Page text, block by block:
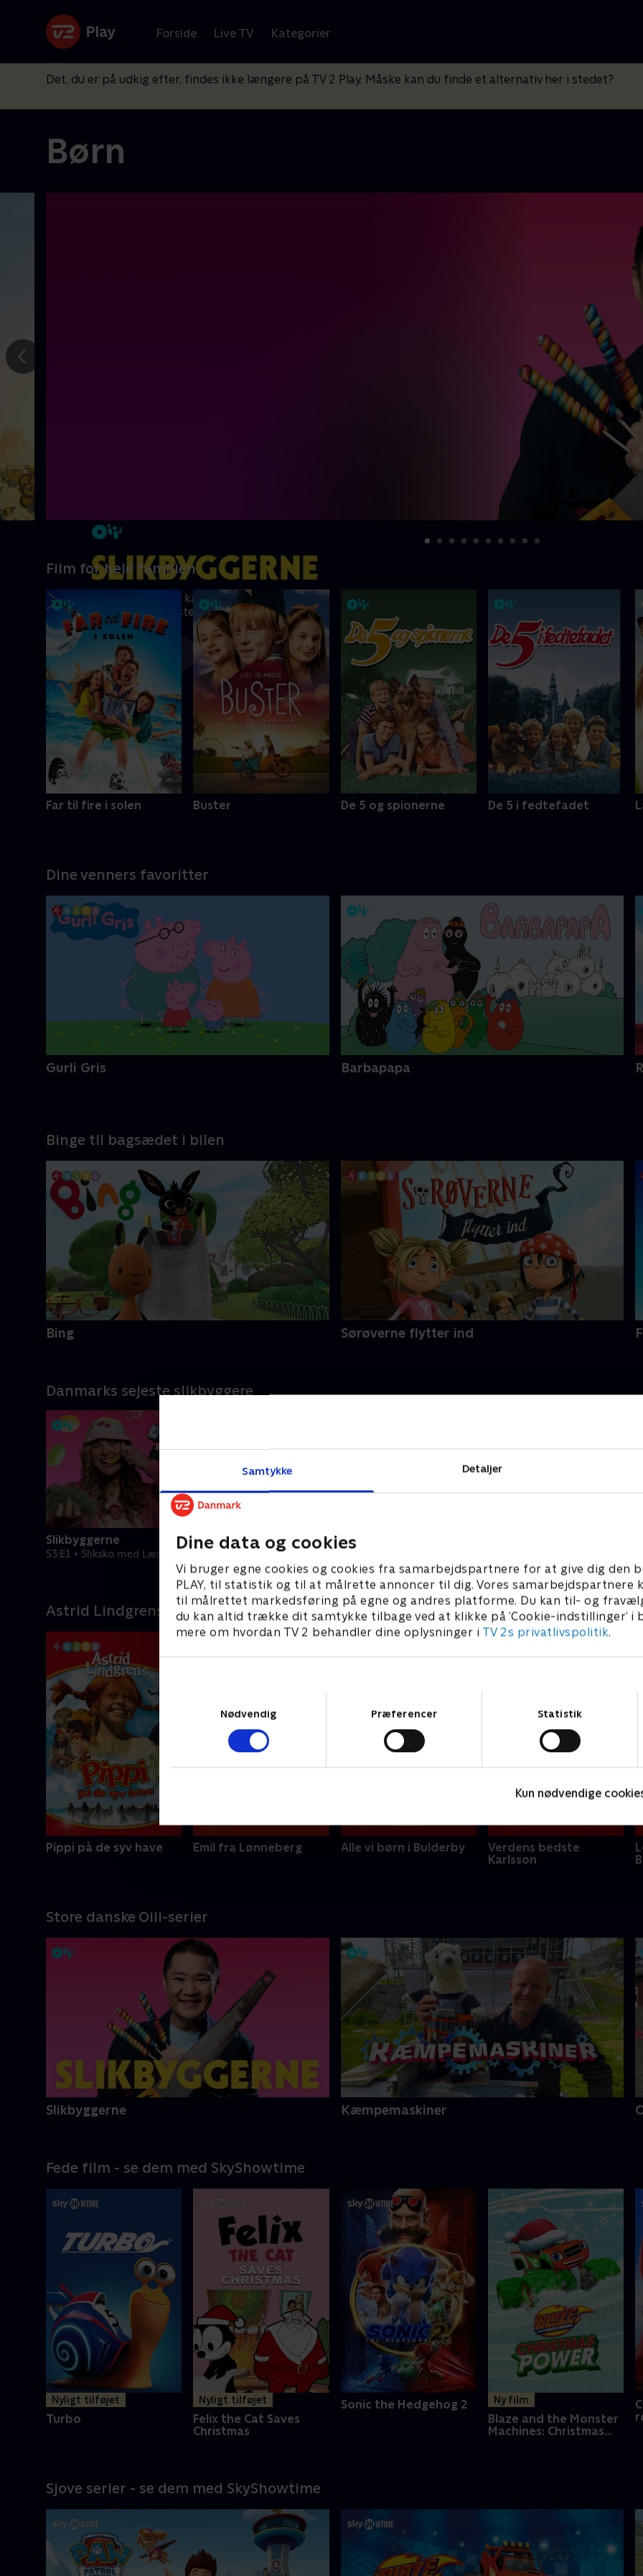
Samtykke Detaljer
Dine data og cookies
Vi bruger egne cookies og cookies fra samarbejdspartnere for at give dig den
PLAY, til statistik og til at målrette annoncer til dig. Vores samarbejdspartnere
til målrettet markedsføring på egne og andres platforme. Du kan til- og
du kan altid trække dit samtykke tilbage ved at klikke på ’Cookie-indstillinger’ i
mere om hvordan TV 2 behandler dine oplysninger i TV 2s privatlivspolitik.
Nødvendig
Præferencer Statistik
Kun nødvendige
Forside Live TV Kategorier
Det, du er på udkig efter, findes ikke længere på TV 2 Play. Måske kan du finde et alternativ her i stedet?
Børn
Ni kreative børn kæmper om at blive
Danmarks vildeste slikbygger
Mere info
Gå til
Film for hele familien
Far til fire i solen Buster De 5 og spionerne De 5 i fedtefadet
Dine venners favoritter
Gurli Gris Barbapapa
Binge til bagsædet i bilen
Bing Sørøverne flytter ind
Danmarks sejeste slikbyggere
Slikbyggerne
S3:E1 • Sliksko med Lærke Sejer
Slikbyggerne
S3:E2 • Gaming i slik med Judex
Astrid Lindgrens børneunivers
Pippi på de syv have Emil fra Lønneberg Alle vi børn i Bulderby
Verdens bedste
Karlsson
Store danske Oiii-serier
Slikbyggerne Kæmpemaskiner
Fede film - se dem med SkyShowtime
Nyligt tilføjet
Turbo
Nyligt tilføjet
Felix the Cat Saves
Christmas
Sonic the Hedgehog 2 Ny film
Blaze and the Monster
Machines: Christmas
Sjove serier - se dem med SkyShowtime